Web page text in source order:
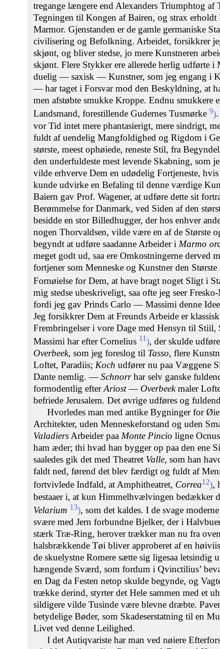
tregange længere end Alexanders Triumphtog af
Tegningen til Kongen af Bairen, og strax
Marmor. Gjenstanden er de gamle germaniske
civilisering og Befolkning. Arbeidet, forsikkrer
skjønt, og bliver stedse, jo mere Kunstneren
skjønt. Flere Stykker ere allerede herlig udførte
duelig — saxisk — Kunstner, som jeg engang i
— har taget i Forsvar mod den Beskyldning, at
men afstøbte smukke Kroppe. Endnu smukkere
Landsmand, forestillende Gudernes Tusmørke 9)
vor Tid intet mere phantasierigt, mere sindrigt,
fuldt af uendelig Mangfoldighed og Rigdom i
største, meest ophøiede, reneste Stil, fra
den underfuldeste mest levende Skabning, som
vilde erhverve Dem en udødelig Fortjeneste,
kunde udvirke en Befaling til denne værdige
Baiern gav Prof. Wagener, at udføre dette sit
Berømmelse for Danmark, ved Siden af den
besidde en stor Billedhugger, der hos enhver
nogen Thorvaldsen, vilde være en af de Største
begyndt at udføre saadanne Arbeider i Marmo
meget godt ud, saa ere Omkostningerne derved
fortjener som Menneske og Kunstner den
Fornøielse for Dem, at have bragt noget Sligt i
mig stedse ubeskriveligt, saa ofte jeg seer
fordi jeg gav Prinds Carlo — Massimi denne
Jeg forsikkrer Dem at Freunds Arbeide er
Frembringelser i vore Dage med Hensyn til
Massimi har efter Cornelius 11), der skulde
Overbeek, som jeg foreslog til Tasso, flere
Loftet, Paradiis; Koch udfører nu paa Væggene
Dante nemlig. —Schnorrhar selv ganske
formodentlig efterAriost— Overbeekmaler
befriede Jerusalem. Det øvrige udføres og
Hvorledes man med antike Bygninger for
Architekter, uden Menneskeforstand og uden
ValadiersArbeider paa Monte Pincio ligne
ham æder; thi hvad han bygger op paa den ene
saaledes gik det med Theatret Valle, som han
faldt ned, førend det blev færdigt og fuldt af
fortvivlede Indfald, at Amphitheatret, Correa12),
bestaaer i, at kun Himmelhvælvingen bedækker
Velarium 13), som det kaldes. I de svage
svære med Jern forbundne Bjelker, der i
stærk Træ-Ring, herover trækker man nu fra
halsbrækkende Tøi bliver approberet af en
de skuelystne Romere sætte sig ligesaa letsindig
hængende Sværd, som fordum i Qvinctilius’
en Dag da Festen netop skulde begynde, og
trække derind, styrter det Hele sammen med et
sildigere vilde Tusinde være blevne dræbte.
betydelige Bøder, som Skadeserstatning til en
Livet ved denne Leilighed.
I det Autiqvariste har man ved nøiere